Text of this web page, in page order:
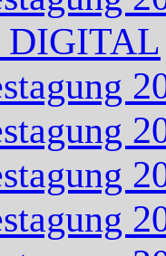
DIGITAL